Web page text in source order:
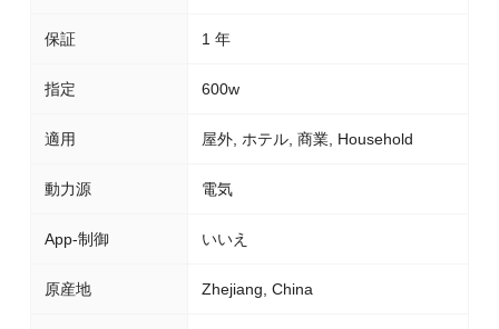
保証 1 年
指定 600w
適用 屋外, ホテル, 商業, Household
動力源 電気
App-制御 いいえ
原産地 Zhejiang, China